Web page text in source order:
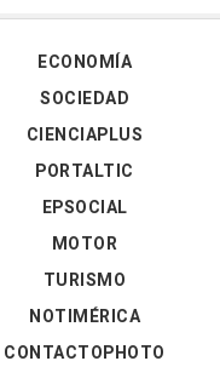
ECONOMÍA
SOCIEDAD
CIENCIAPLUS
PORTALTIC
EPSOCIAL
MOTOR
TURISMO
NOTIMÉRICA
CONTACTOPHOTO